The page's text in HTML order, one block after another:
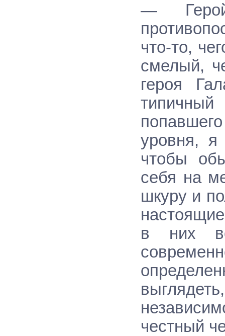
—
что-то,
смелый,
героя
уровня, я
чтобы
себя на
шкуру и
в них
честный